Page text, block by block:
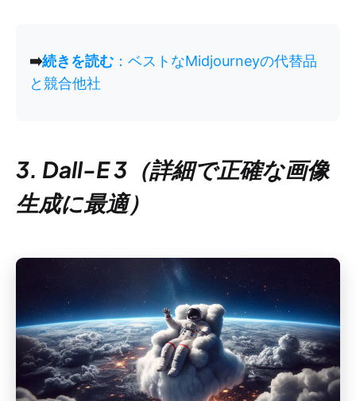
➡️続きを読む ：ベストなMidjourneyの代替品
と競合他社
3. Dall-E 3（詳細で正確な画像
生成に最適）